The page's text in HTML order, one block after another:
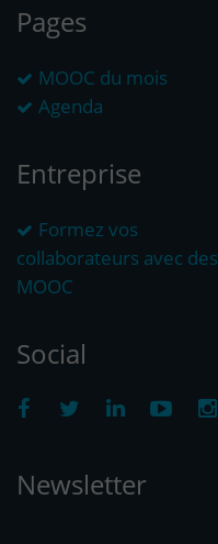
Pages
MOOC du mois
Agenda
Entreprise
Formez vos
collaborateurs avec des
MOOC
Social
Newsletter